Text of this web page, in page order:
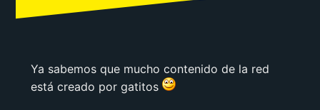
Ya sabemos que mucho contenido de la red
está creado por gatitos